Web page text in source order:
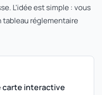
L'idée est simple : vous
tableau réglementaire
carte interactive